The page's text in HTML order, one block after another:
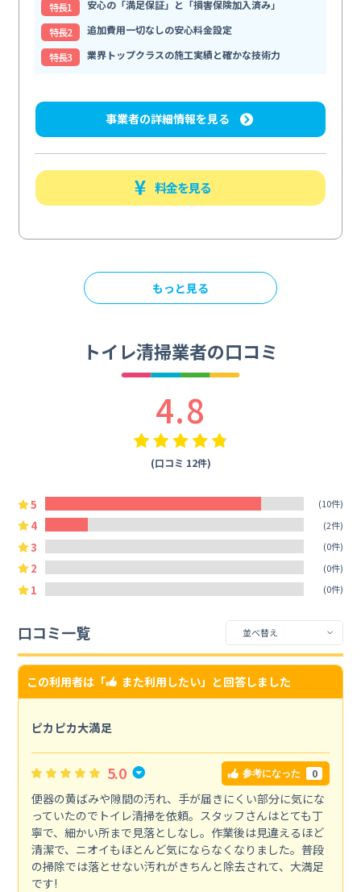
特⻑1
安心の「満足保証」と「損害保険加入済み」
特⻑2
追加費用一切なしの安心料金設定
特⻑3
業界トップクラスの施工実績と確かな技術力
事業者の詳細情報を見る
料金を見る
もっと見る
トイレ清掃業者の口コミ
4.8
(口コミ 12件)
5 (10件)
4 (2件)
3 (0件)
2 (0件)
1 (0件)
口コミ一覧
この利用者は「 また利用したい」と回答しました
ピカピカ大満足
5.0 参考になった 0
便器の黄ばみや隙間の汚れ、手が届きにくい部分に気にな
っていたのでトイレ清掃を依頼。スタッフさんはとても丁
寧で、細かい所まで見落としなし。作業後は見違えるほど
清潔で、ニオイもほとんど気にならなくなりました。普段
の掃除では落とせない汚れがきちんと除去されて、大満足
です!